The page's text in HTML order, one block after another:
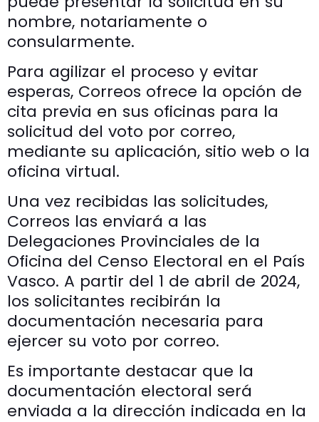
nombre, notariamente o
consularmente.
Para agilizar el proceso y evitar
esperas, Correos ofrece la opción de
cita previa en sus oficinas para la
solicitud del voto por correo,
mediante su aplicación, sitio web o la
oficina virtual.
Una vez recibidas las solicitudes,
Correos las enviará a las
Delegaciones Provinciales de la
Oficina del Censo Electoral en el País
Vasco. A partir del 1 de abril de 2024,
los solicitantes recibirán la
documentación necesaria para
ejercer su voto por correo.
Es importante destacar que la
documentación electoral será
enviada a la dirección indicada en la